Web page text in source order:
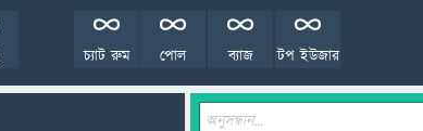
টপ ইউজার
ব্যাজ
পোল
চ্যাট রুম